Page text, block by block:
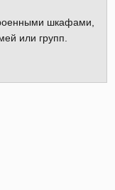
шкафами,
или групп.